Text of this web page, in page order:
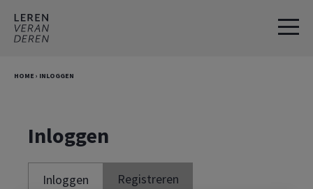
naar
naar
HOME› INLOGGEN
Inloggen
Inloggen Registreren